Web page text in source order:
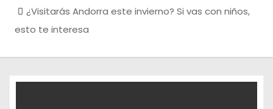
o
¿Visitarás Andorra este invierno? Si vas con niños,
esto te interesa